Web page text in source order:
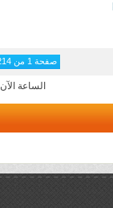
صفحة 1 من 214
الساعة الآن